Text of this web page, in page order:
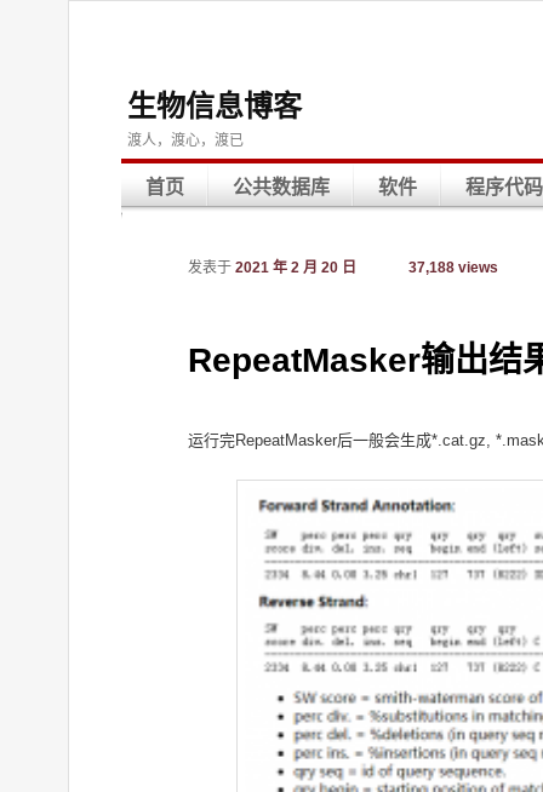
生物信息博客
渡人，渡心，渡已
首页 公共数据库 软件 程序代码
RepeatMasker输出结
发表于 2021 年 2 月 20 日 37,188 views
运行完RepeatMasker后一般会生成*.cat.gz,